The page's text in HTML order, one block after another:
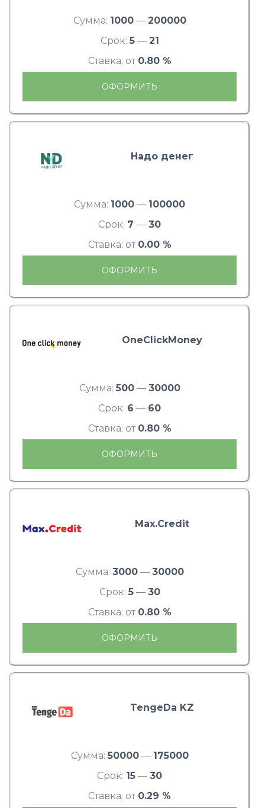
Сумма: 1000— 200000
Срок: 5— 21
Ставка: от 0.80 %
ОФОРМИТЬ
Надо денег
Сумма: 1000 — 100000
Срок: 7 — 30
Ставка: от 0.00 %
ОФОРМИТЬ
OneClickMoney
Сумма: 500— 30000
Срок: 6 — 60
Ставка: от 0.80 %
ОФОРМИТЬ
Max.Credit
Сумма: 3000— 30000
Срок: 5— 30
Ставка: от 0.80 %
ОФОРМИТЬ
TengeDa KZ
Сумма: 50000— 175000
Срок: 15 — 30
Ставка: от 0.29 %